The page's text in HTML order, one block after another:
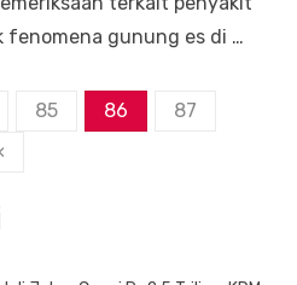
fenomena gunung es di …
85 86
87
‹